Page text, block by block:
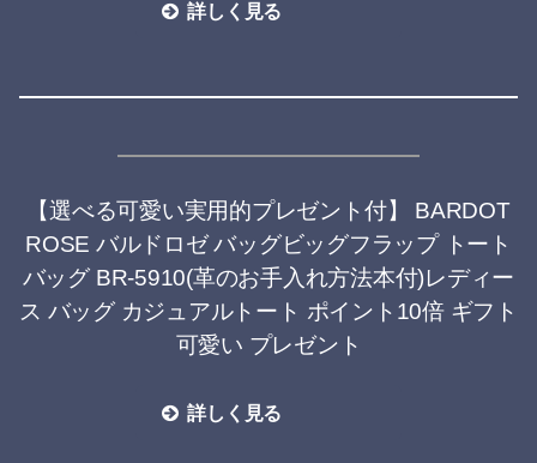
詳しく見る
【選べる可愛い実用的プレゼント付】 BARDOT
ROSE バルドロゼ バッグビッグフラップ トート
バッグ BR-5910(革のお手入れ方法本付)レディー
ス バッグ カジュアルトート ポイント10倍 ギフト
可愛い プレゼント
詳しく見る